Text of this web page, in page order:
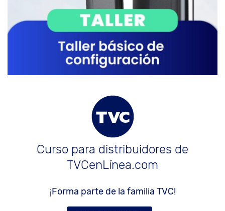
Curso para distribuidores de
TVCenLínea.com
¡Forma parte de la familia TVC!